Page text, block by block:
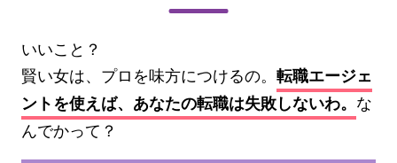
いいこと？
賢い女は、プロを味方につけるの。 転職エージェ
ントを使えば、あなたの転職は失敗しないわ。 な
んでかって？